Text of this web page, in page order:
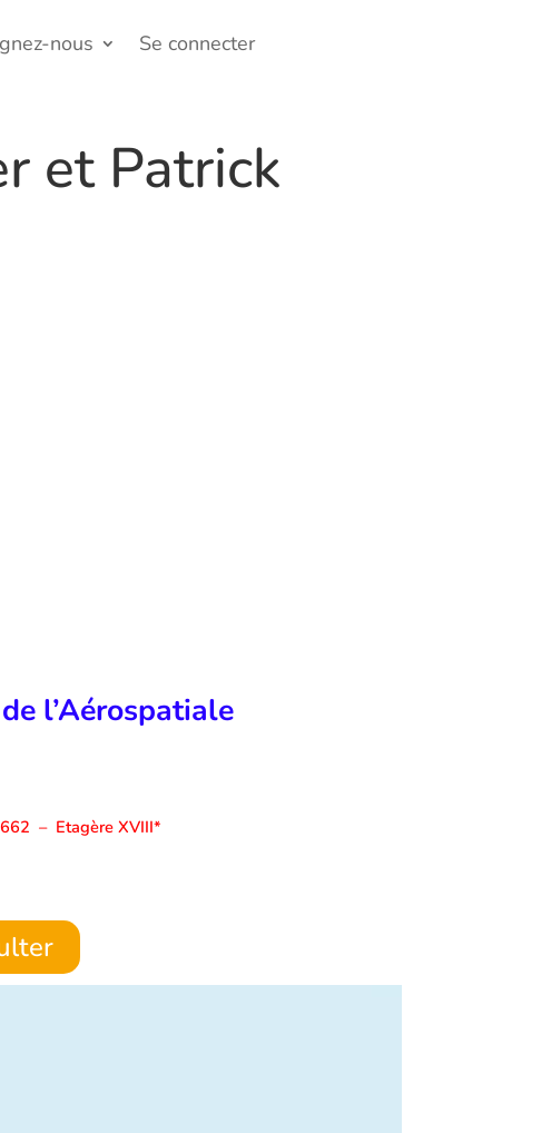
nous Se connecter
et Patrick
l’Aérospatiale
– Etagère XVIII*